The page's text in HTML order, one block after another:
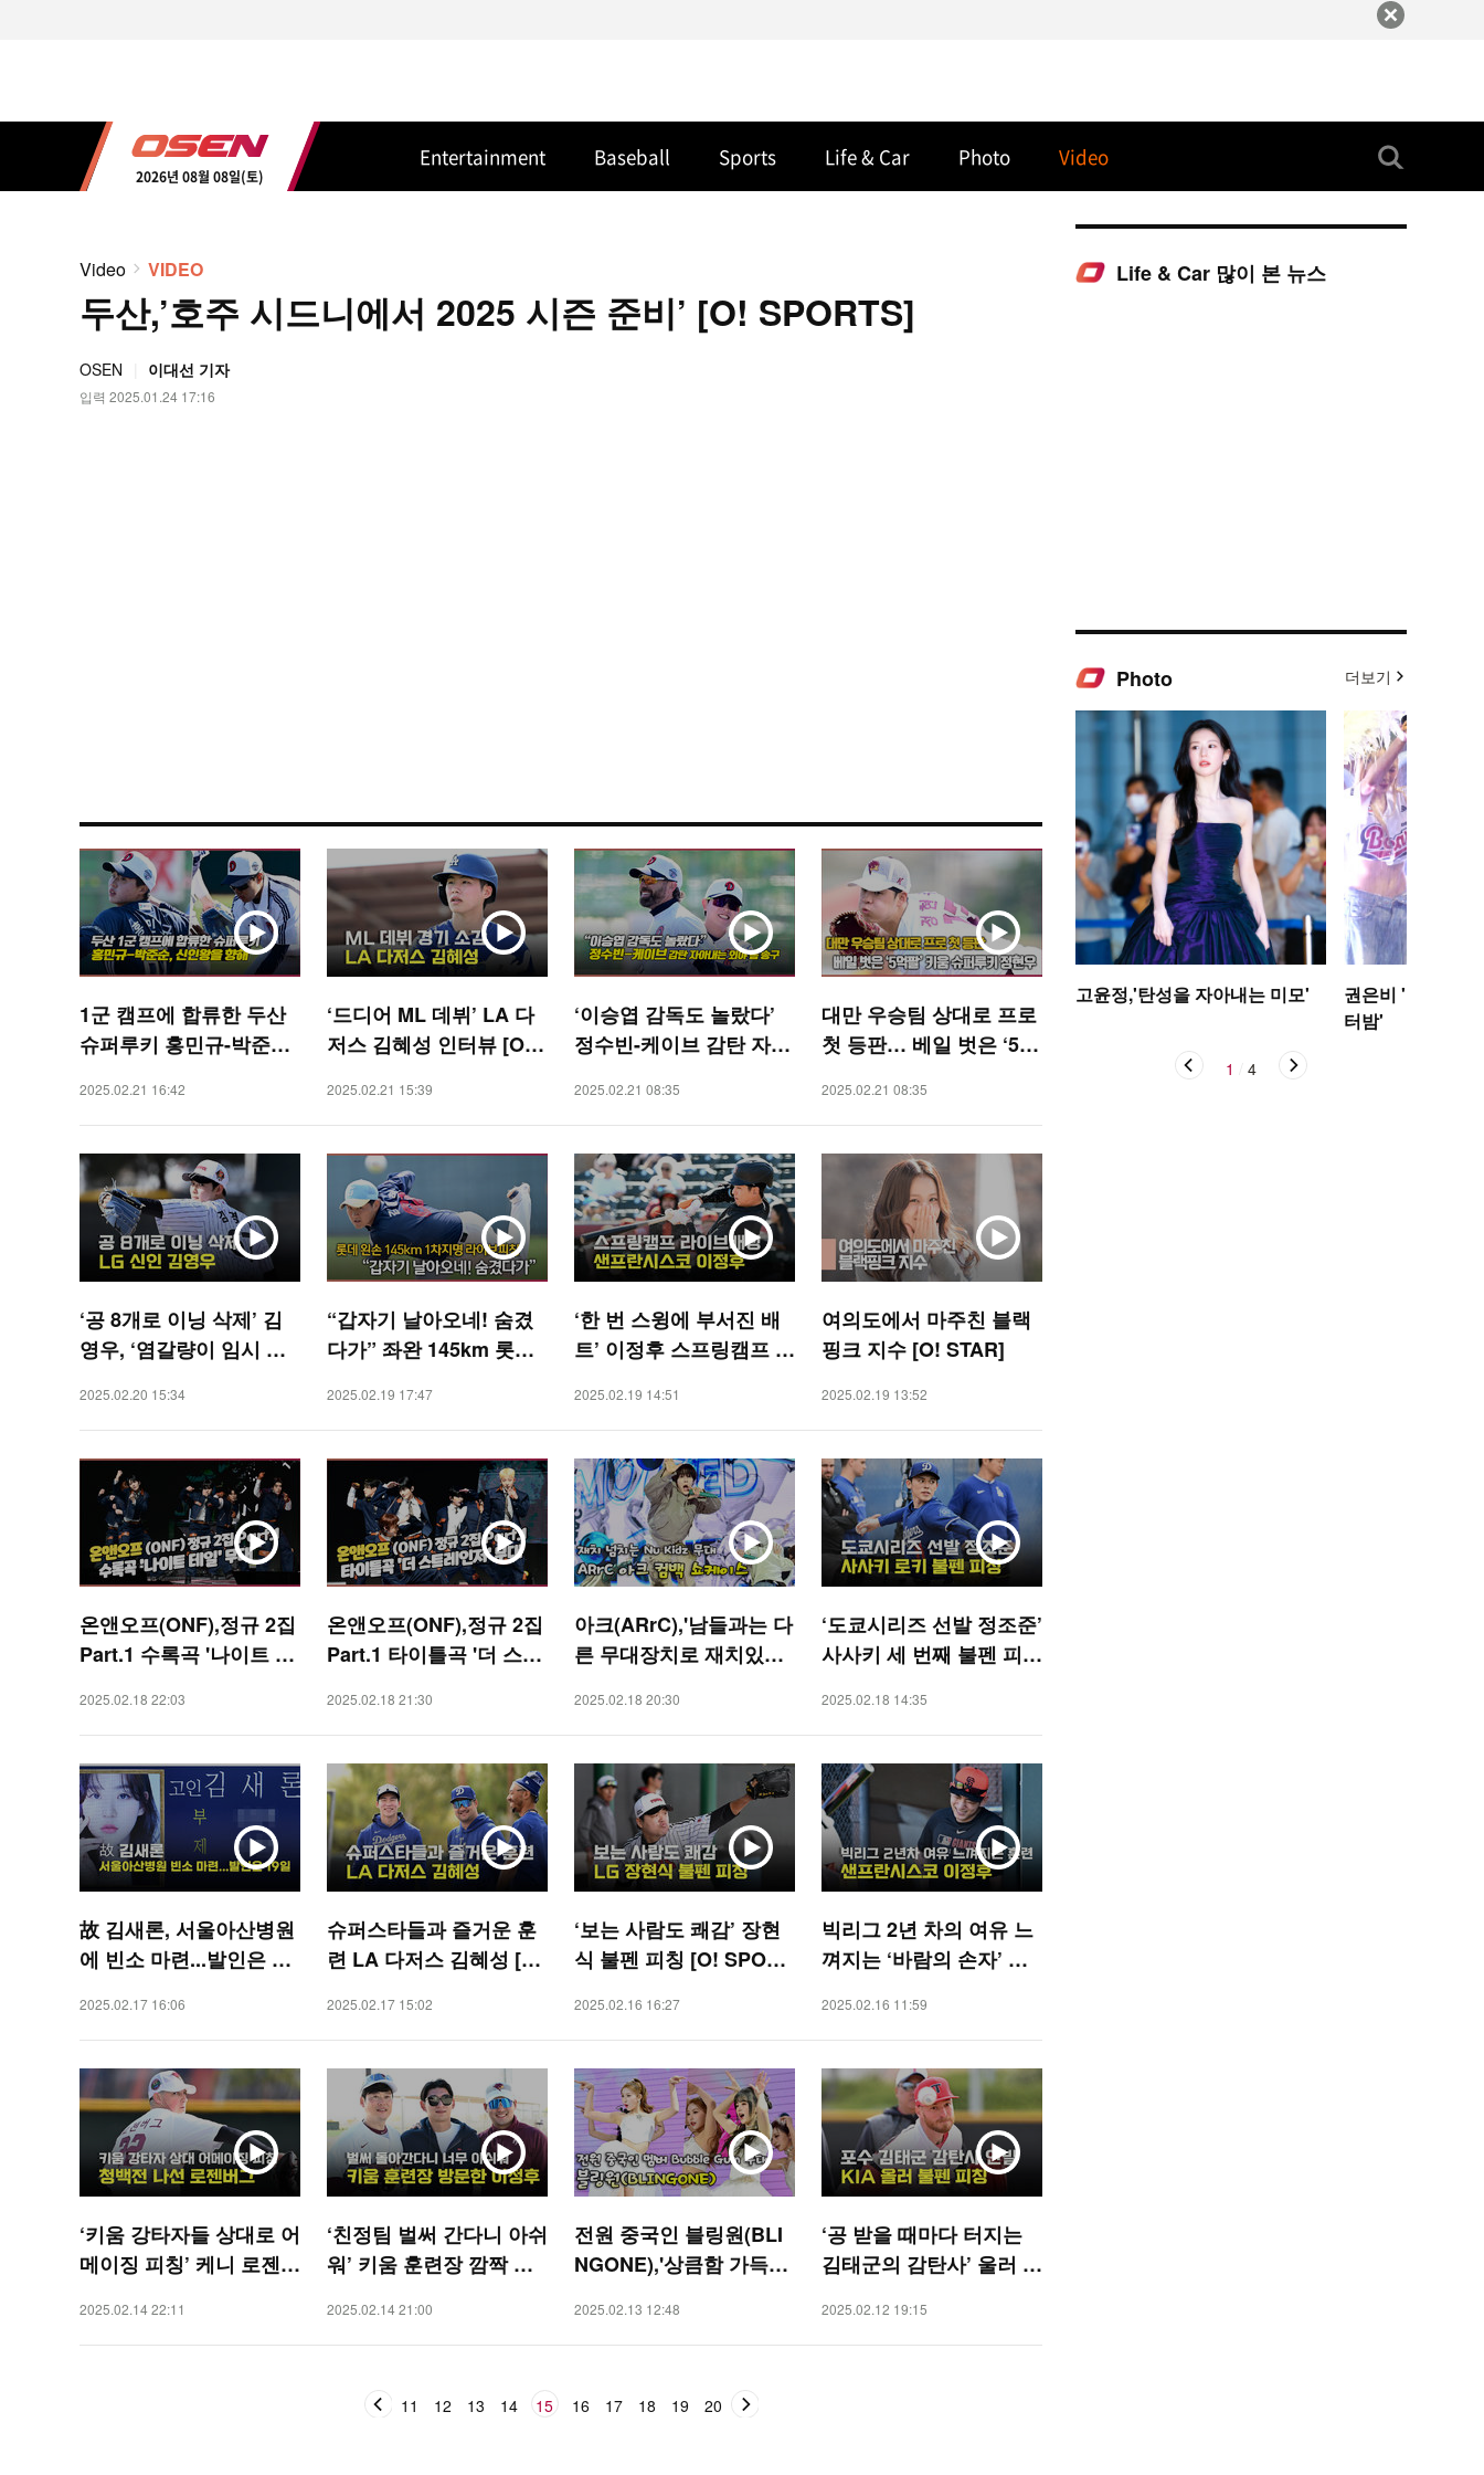
2026년 08월 08일(토)
Entertainment Baseball Sports Life & Car Photo Video
Video VIDEO
두산,’호주 시드니에서 2025 시즌 준비’ [O! SPORTS]
OSEN 이대선 기자
입력 2025.01.24 17:16
1군 캠프에 합류한 두산
슈퍼루키 홍민규-박준순,
RTS]
2025.02.21 16:42
‘드디어 ML 데뷔’ LA 다
저스 김혜성 인터뷰 [O!
2025.02.21 15:39
‘이승엽 감독도 놀랐다’
정수빈-케이브 감탄 자아
ORTS]
2025.02.21 08:35
대만 우승팀 상대로 프로
첫 등판… 베일 벗은 ‘5억
[O! SPORTS]
2025.02.21 08:35
‘공 8개로 이닝 삭제’ 김
영우, ‘염갈량이 임시 마
있었네’ [O! SPORTS]
2025.02.20 15:34
“갑자기 날아오네! 숨겼
다가” 좌완 145km 롯데
이브피칭 [O! SPORTS]
2025.02.19 17:47
‘한 번 스윙에 부서진 배
트’ 이정후 스프링캠프 라
2025.02.19 14:51
여의도에서 마주친 블랙
핑크 지수 [O! STAR]
2025.02.19 13:52
온앤오프(ONF),정규 2집
Part.1 수록곡 '나이트 테
2025.02.18 22:03
온앤오프(ONF),정규 2집
Part.1 타이틀곡 '더 스트
2025.02.18 21:30
아크(ARrC),'남들과는 다
른 무대장치로 재치있게
STAR]
2025.02.18 20:30
‘도쿄시리즈 선발 정조준’
사사키 세 번째 불펜 피칭
2025.02.18 14:35
故 김새론, 서울아산병원
에 빈소 마련...발인은 19
2025.02.17 16:06
슈퍼스타들과 즐거운 훈
련 LA 다저스 김혜성 [O!
2025.02.17 15:02
‘보는 사람도 쾌감’ 장현
식 불펜 피칭 [O! SPORT
2025.02.16 16:27
빅리그 2년 차의 여유 느
껴지는 ‘바람의 손자’ 이
2025.02.16 11:59
‘키움 강타자들 상대로 어
메이징 피칭’ 케니 로젠버
2025.02.14 22:11
‘친정팀 벌써 간다니 아쉬
워’ 키움 훈련장 깜짝 방
S]
2025.02.14 21:00
전원 중국인 블링원(BLI
NGONE),'상큼함 가득한
TAR]
2025.02.13 12:48
‘공 받을 때마다 터지는
김태군의 감탄사’ 울러 불
2025.02.12 19:15
11 12 13 14 15 16 17 18 19 20
Life & Car 많이 본 뉴스
Photo 더보기
고윤정,'탄성을 자아내는 미모'
권은비 '야구장
터밤'
1 4